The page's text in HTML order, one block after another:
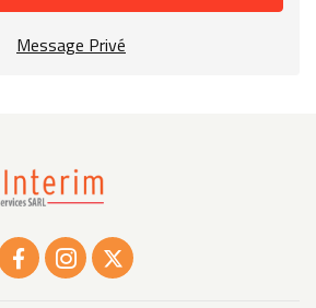
Message Privé